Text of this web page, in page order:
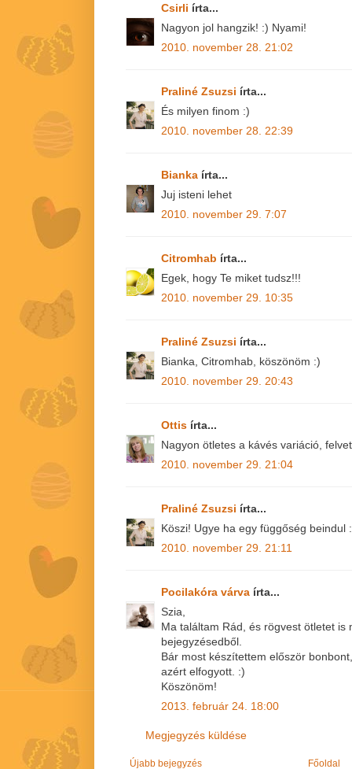
Csirli írta...
Nagyon jol hangzik! :) Nyami!
2010. november 28. 21:02
Praliné Zsuzsi írta...
És milyen finom :)
2010. november 28. 22:39
Bianka írta...
Juj isteni lehet
2010. november 29. 7:07
Citromhab írta...
Egek, hogy Te miket tudsz!!!
2010. november 29. 10:35
Praliné Zsuzsi írta...
Bianka, Citromhab, köszönöm :)
2010. november 29. 20:43
Ottis írta...
Nagyon ötletes a kávés variáció,
2010. november 29. 21:04
Praliné Zsuzsi írta...
Köszi! Ugye ha egy függőség beindul
2010. november 29. 21:11
Pocilakóra várva írta...
Szia,
Ma találtam Rád, és rögvest ötletet is
bejegyzésedből.
Bár most készítettem először
azért elfogyott. :)
Köszönöm!
2013. február 24. 18:00
Megjegyzés küldése
Újabb bejegyzés Főoldal